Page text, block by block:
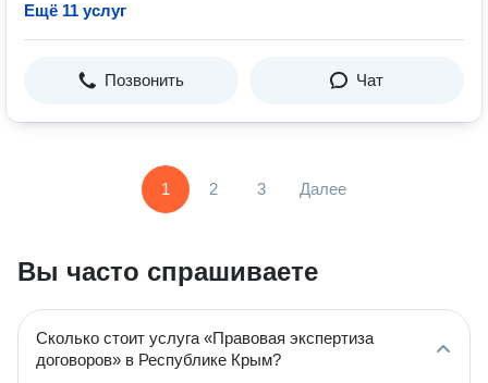
Ещё 11 услуг
Позвонить Чат
1 2 3 Далее
Вы часто спрашиваете
Сколько стоит услуга «Правовая экспертиза
договоров» в Республике Крым?